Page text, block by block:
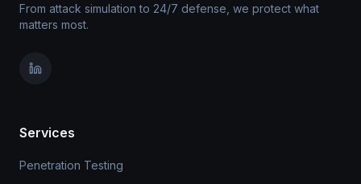
From attack simulation to 24/7 defense, we protect what
matters most.
Services
Penetration Testing